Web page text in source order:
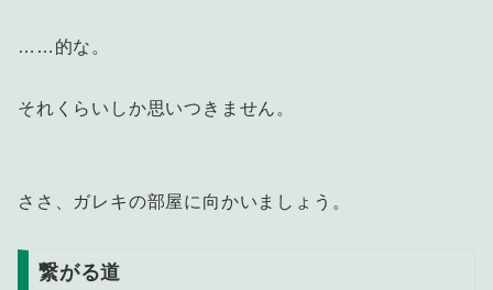
……的な。
それくらいしか思いつきません。
ささ、ガレキの部屋に向かいましょう。
繋がる道